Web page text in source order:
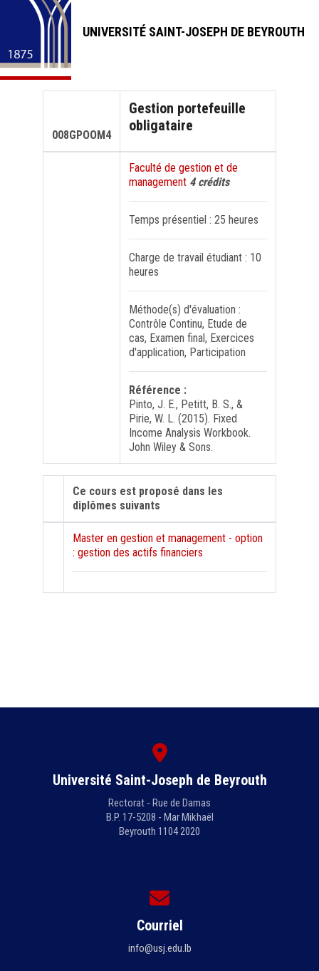
INSTITUTIONS
ADMISSION
RECHERCHE
INTERNATIONAL
UNIVERSITÉ SAINT-JOSEPH DE BEYROUTH
008GPOOM4
Gestion portefeuille
obligataire
Faculté de gestion et de
management 4 crédits
Temps présentiel : 25 heures
Charge de travail étudiant : 10
heures
Méthode(s) d'évaluation :
Contrôle Continu, Etude de
cas, Examen final, Exercices
d'application, Participation
Référence :
Pinto, J. E., Petitt, B. S., &
Pirie, W. L. (2015). Fixed
Income Analysis Workbook.
John Wiley & Sons.
Ce cours est proposé dans les
diplômes suivants
Master en gestion et management - option
: gestion des actifs financiers
Université Saint-Joseph de Beyrouth
Rectorat - Rue de Damas
B.P. 17-5208 - Mar Mikhaël
Beyrouth 1104 2020
Courriel
info@usj.edu.lb